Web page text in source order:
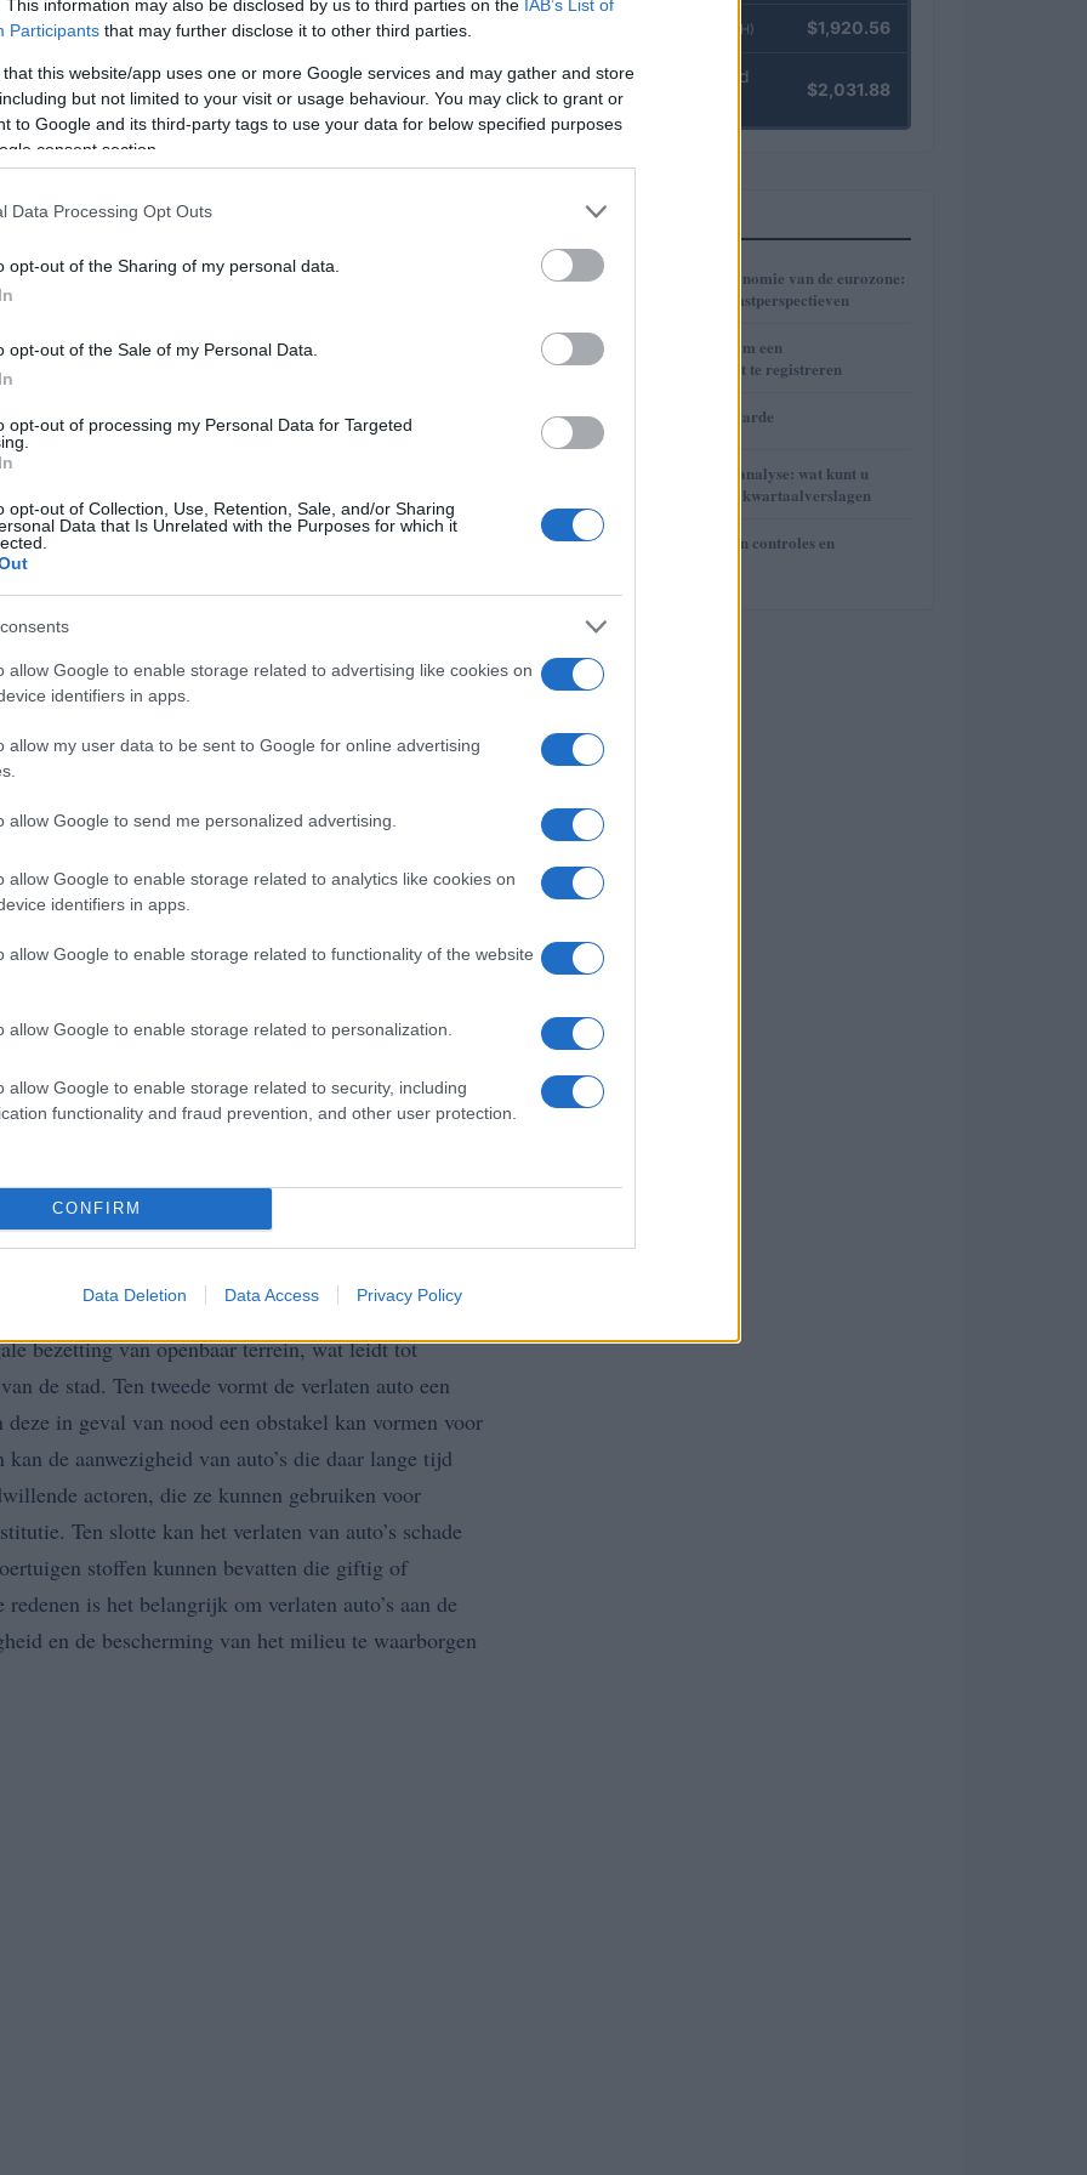
This information may also be disclosed by us to third parties on the IAB’s List of
Participants that may further disclose it to other third parties.
that this website/app uses one or more Google services and may gather and store
but not limited to your visit or usage behaviour. You may click to grant or
to Google and its third-party tags to use your data for below specified purposes
consent section.
Data Processing Opt Outs
opt-out of the Sharing of my personal data.
opt-out of the Sale of my Personal Data.
opt-out of processing my Personal Data for Targeted
opt-out of Collection, Use, Retention, Sale, and/or Sharing
Data that Is Unrelated with the Purposes for which it
allow Google to enable storage related to advertising like cookies on
identifiers in apps.
allow my user data to be sent to Google for online advertising
allow Google to send me personalized advertising.
allow Google to enable storage related to analytics like cookies on
identifiers in apps.
allow Google to enable storage related to functionality of the website
allow Google to enable storage related to personalization.
allow Google to enable storage related to security, including
functionality and fraud prevention, and other user protection.
CONFIRM
Data Deletion Data Access Privacy Policy
enkele borden letten. Ten eerste het uiterlijk van de
is, is hij daar misschien al lang
aanwezig en leesbaar is, anders is deze mogelijk
worden geparkeerd, waardoor deze
waar hij niet aanwezig zou moeten zijn. Als de
bovendien worden verlaten. Tot slot is een andere
in de auto, zoals het kentekenbewijs of
zijn, kan het een verlaten auto zijn. In geval van
met de bevoegde autoriteiten om de situatie te
zodat het milieu en de verkeersveiligheid worden
redenen belangrijk. Ten eerste betekent het
bezetting van openbaar terrein, wat leidt tot
de stad. Ten tweede vormt de verlaten auto een
in geval van nood een obstakel kan vormen voor
de aanwezigheid van auto’s die daar lange tijd
actoren, die ze kunnen gebruiken voor
Ten slotte kan het verlaten van auto’s schade
stoffen kunnen bevatten die giftig of
is het belangrijk om verlaten auto’s aan de
en de bescherming van het milieu te waarborgen
(ETH) $1,920.56
kpk ETH Yield
(KPK ETH YIELD)
$2,031.88
MEEST GELEZEN
1
De krimpende economie van de eurozone:
analyse en toekomstperspectieven
2
Hoeveel kost het om een
huurovereenkomst te registreren
3 Neymar’s nettowaarde
Financiële marktanalyse: wat kunt u
verwachten na de kwartaalverslagen
5
Belastingen, tussen controles en